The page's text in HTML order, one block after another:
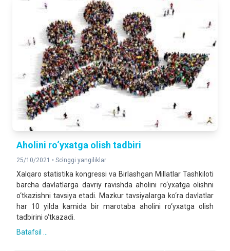
Aholini ro‘yxatga olish tadbiri
25/10/2021 • So'nggi yangiliklar
Xalqaro statistika kongressi va Birlashgan Millatlar Tashkiloti
barcha davlatlarga davriy ravishda aholini ro‘yxatga olishni
o‘tkazishni tavsiya etadi. Mazkur tavsiyalarga ko‘ra davlatlar
har 10 yilda kamida bir marotaba aholini ro‘yxatga olish
tadbirini o‘tkazadi.
Batafsil ...